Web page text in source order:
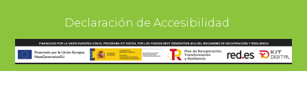
Declaración de Accesibilidad